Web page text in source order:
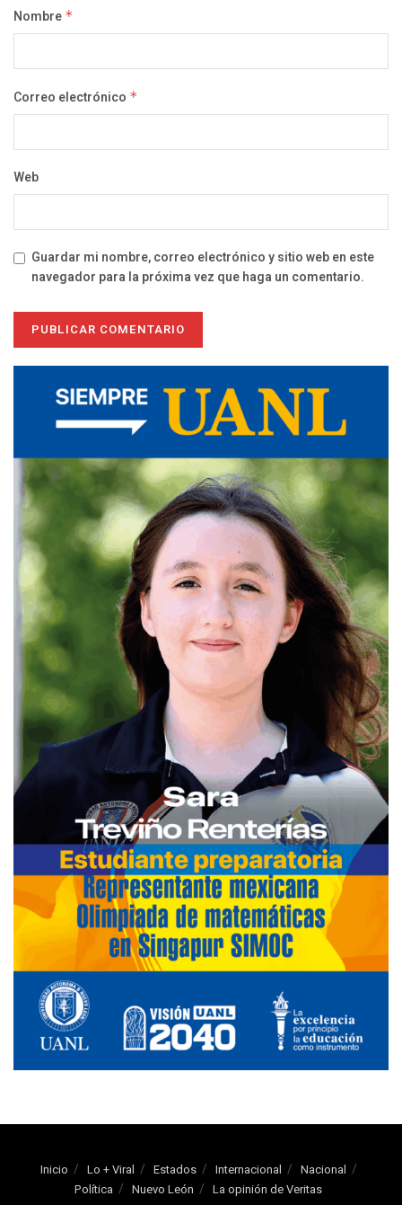
Nombre *
Correo electrónico *
Web
Guardar mi nombre, correo electrónico y sitio web en este
navegador para la próxima vez que haga un comentario.
Inicio Lo + Viral Estados Internacional
Nacional
Política
Nuevo León La opinión de Veritas